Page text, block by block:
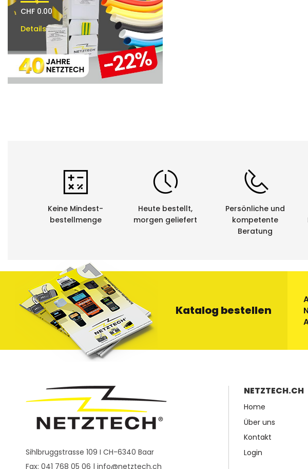
CHF 0.00
Details
Keine Mindest-
bestellmenge
Heute bestellt,
morgen geliefert
Persönliche und
kompetente
Beratung
Katalog bestellen
Sihlbruggstrasse 109 I CH-6340 Baar
Fax: 041 768 05 06 | info@netztech.ch
NETZTECH.CH
Home
Über uns
Kontakt
Login